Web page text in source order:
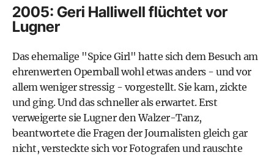
2005: Geri Halliwell flüchtet vor
Lugner
Das ehemalige "Spice Girl" hatte sich dem Besuch am
ehrenwerten Opernball wohl etwas anders - und vor
allem weniger stressig - vorgestellt. Sie kam, zickte
und ging. Und das schneller als erwartet. Erst
verweigerte sie Lugner den Walzer-Tanz,
beantwortete die Fragen der Journalisten gleich gar
nicht, versteckte sich vor Fotografen und rauschte